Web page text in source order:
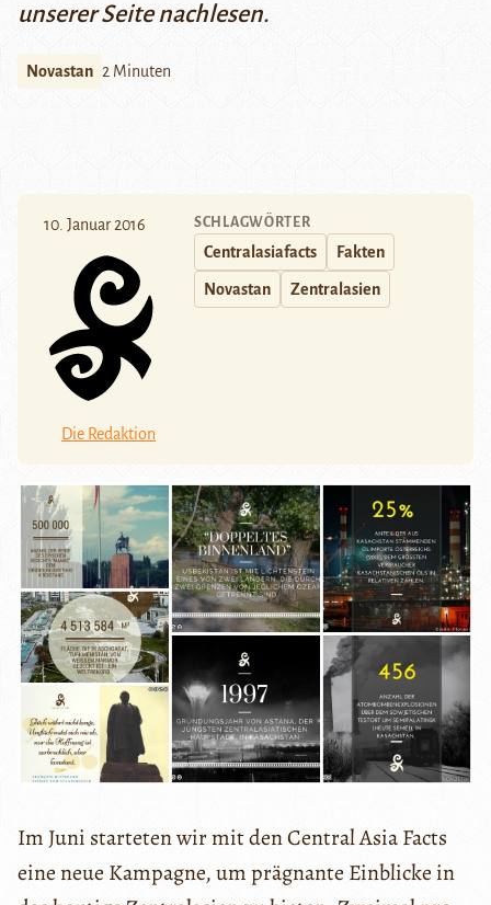
unserer Seitenachlesen.
Novastan 2 Minuten
10. Januar 2016
Die Redaktion
SCHLAGWÖRTER
Centralasiafacts Fakten
Novastan Zentralasien
Im Juni starteten wir mit den Central Asia Facts
eine neue Kampagne, um prägnante Einblicke in